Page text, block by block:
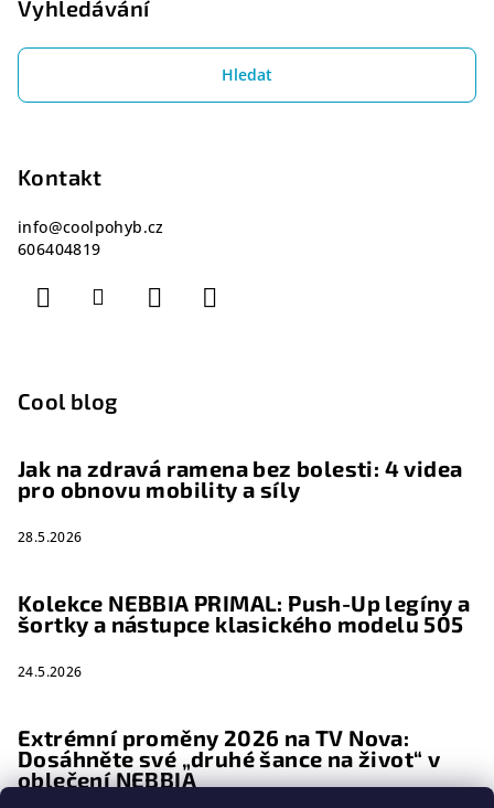
Vyhledávání
Hledat
Kontakt
info@coolpohyb.cz
606404819
Cool blog
Jak na zdravá ramena bez bolesti: 4 videa
pro obnovu mobility a síly
28.5.2026
Kolekce NEBBIA PRIMAL: Push-Up legíny a
šortky a nástupce klasického modelu 505
24.5.2026
Extrémní proměny 2026 na TV Nova:
Dosáhněte své „druhé šance na život“ v
oblečení NEBBIA